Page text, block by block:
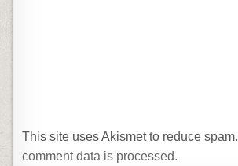
This site uses Akismet to reduce spam.
comment data is processed.